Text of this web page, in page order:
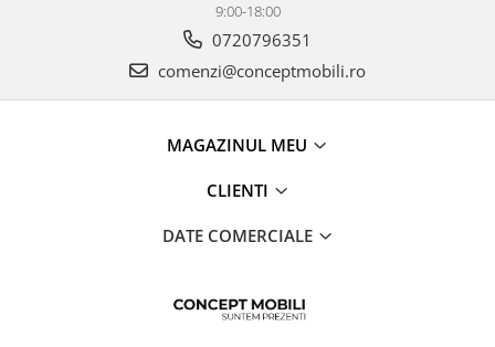
9:00-18:00
0720796351
comenzi@conceptmobili.ro
MAGAZINUL MEU
CLIENTI
DATE COMERCIALE